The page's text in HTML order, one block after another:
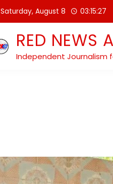
Saturday, August 8 03:15:29
RED NEWS
Independent Journalism